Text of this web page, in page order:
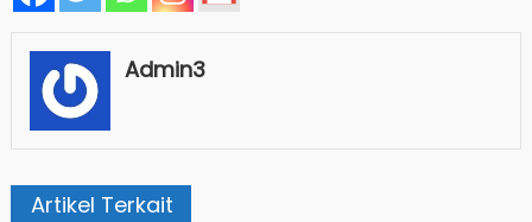
Admin3
Artikel Terkait